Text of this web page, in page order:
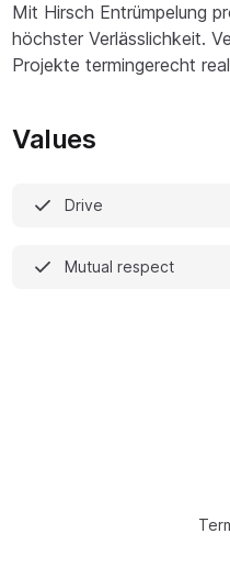
Mit Hirsch Entrümpelung
höchster Verlässlichkeit.
Projekte termingerecht
Values
Drive
Mutual respect